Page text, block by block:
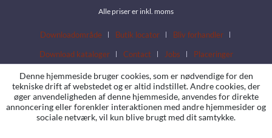
Alle priser er inkl. moms
Downloadområde Butik locator
Bliv forhandler
Download kataloger
Contact Jobs Placeringer
Denne hjemmeside bruger cookies, som er nødvendige for den
tekniske drift af webstedet og er altid indstillet. Andre cookies, der
øger anvendeligheden af denne hjemmeside, anvendes for direkte
annoncering eller forenkler interaktionen med andre hjemmesider og
sociale netværk, vil kun blive brugt med dit samtykke.